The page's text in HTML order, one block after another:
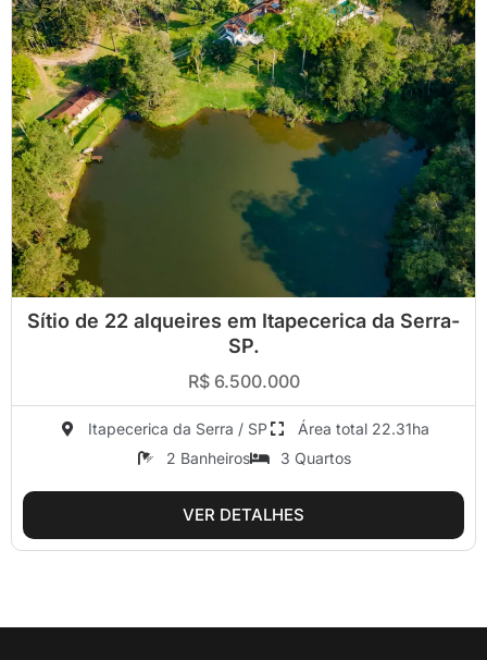
Sítio de 22 alqueires em Itapecerica da Serra-
SP.
R$ 6.500.000
Itapecerica da Serra / SP
Área total 22.31ha
2 Banheiros
3 Quartos
VER DETALHES